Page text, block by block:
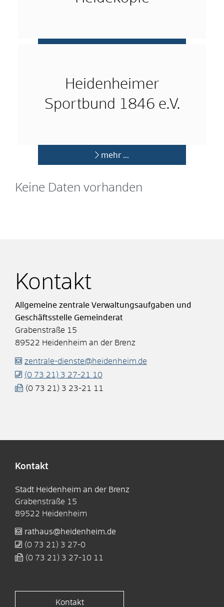
Heidenheimer
Sportbund 1846 e.V.
mehr …
Keine Daten vorhanden
Kontakt
Allgemeine zentrale Verwaltungsaufgaben und
Geschäftsstelle Gemeinderat
Grabenstraße 15
89522 Heidenheim an der Brenz
zentrale-dienste@heidenheim.de
(0 73 21) 3 27-21
10
(0 73 21) 3 23-21 11
Kontakt
Stadt Heidenheim an der Brenz
Grabenstraße 15
89522 Heidenheim
rathaus@heidenheim.de
(0 73 21) 3 27-0
(0 73 21) 3 27-10 11
Kontakt